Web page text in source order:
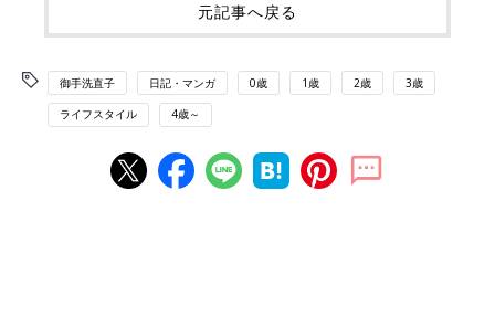
元記事へ戻る
御手洗直子 日記・マンガ 0歳 1歳 2歳 3歳
ライフスタイル 4歳～